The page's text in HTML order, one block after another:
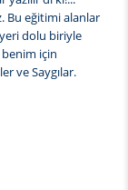
Bu eğitimi alanlar
dolu biriyle
için
ve Saygılar.